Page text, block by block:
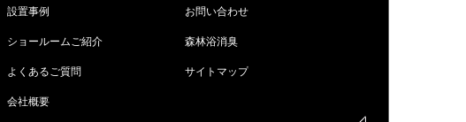
設置事例
ショールームご紹介
よくあるご質問
会社概要
お問い合わせ
森林浴消臭
サイトマップ